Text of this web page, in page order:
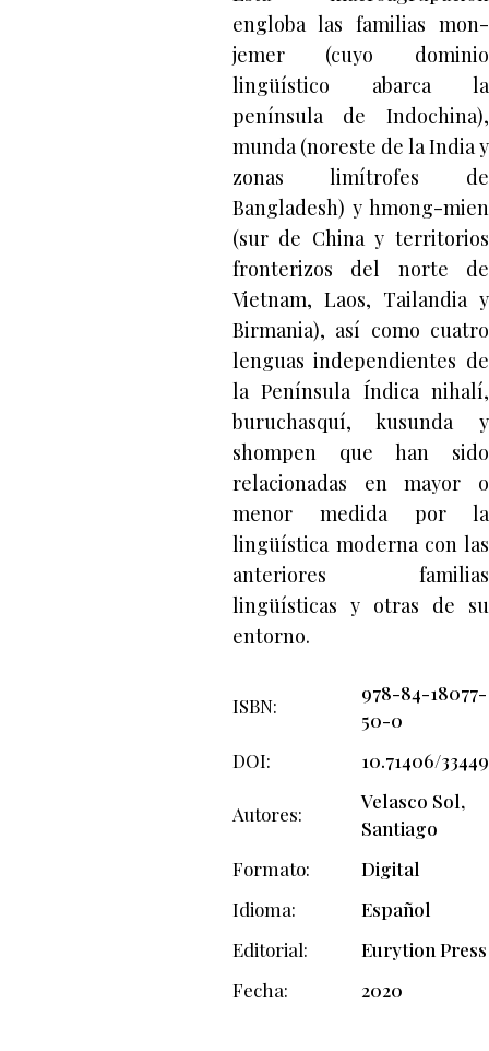
engloba las familias mon-
jemer (cuyo dominio
lingüístico abarca la
península de Indochina),
munda (noreste de la India y
zonas limítrofes de
Bangladesh) y hmong-mien
(sur de China y territorios
fronterizos del norte de
Vietnam, Laos, Tailandia y
Birmania), así como cuatro
lenguas independientes de
la Península Índica nihalí,
buruchasquí, kusunda y
shompen que han sido
relacionadas en mayor o
menor medida por la
lingüística moderna con las
anteriores familias
lingüísticas y otras de su
entorno.
ISBN
978-84-18077-
50-0
DOI
10.71406/33449
Autores
Velasco Sol,
Santiago
Formato
Digital
Idioma
Español
Editorial
Eurytion Press
Fecha
2020